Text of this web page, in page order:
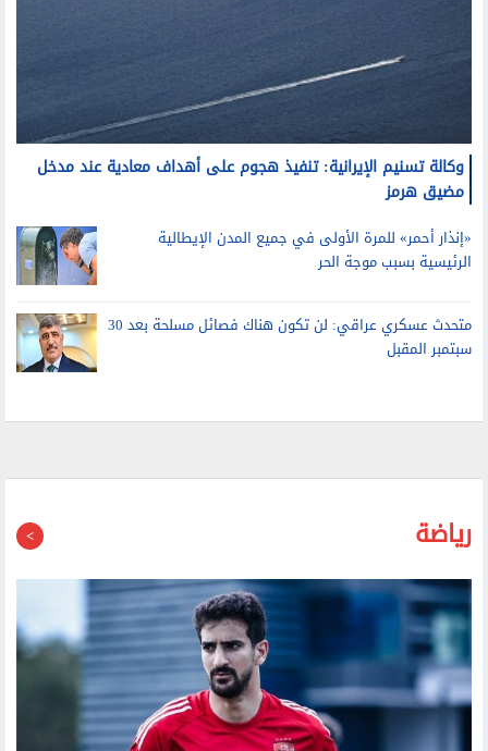
وكالة تسنيم الإيرانية: تنفيذ هجوم على أهداف معادية عند مدخل
مضيق هرمز
«إنذار أحمر» للمرة الأولى في جميع المدن الإيطالية
الرئيسية بسبب موجة الحر
متحدث عسكري عراقي: لن تكون هناك فصائل مسلحة بعد 30
سبتمبر المقبل
رياضة